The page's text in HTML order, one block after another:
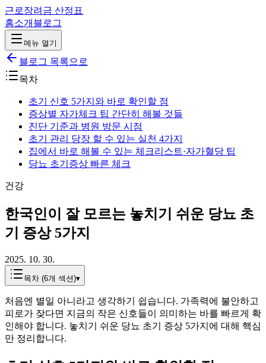
근로장려금 산정표
홈소개 블로그
메뉴 열기
블로그 목록으로
목차
초기 신호 5가지와 바로 확인할 점
증상별 자가체크 팁 간단히 해볼 것들
진단 기준과 병원 방문 시점
초기 관리 당장 할 수 있는 실천 4가지
집에서 바로 해볼 수 있는 체크리스트·자가혈당 팁
당뇨 초기증상 빠른 체크
건강
한국인이 잘 모르는 놓치기 쉬운 당뇨 초
기 증상 5가지
2025. 10. 30.
목차 (6개 섹션)▾
처음엔 별일 아니라고 생각하기 쉽습니다. 가족력에 불안하고
피로가 잦다면 지금의 작은 신호들이 의미하는 바를 빠르게 확
인해야 합니다. 놓치기 쉬운 당뇨 초기 증상 5가지에 대해 핵심
만 정리합니다.